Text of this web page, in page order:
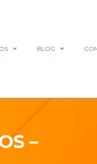
BLOG
–